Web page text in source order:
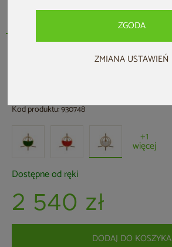
ZGODA
ZMIANA USTAWIEŃ
Kod produktu: 930748
+1
więcej
Dostępne od ręki
2 540 zł
DODAJ DO KOSZYKA